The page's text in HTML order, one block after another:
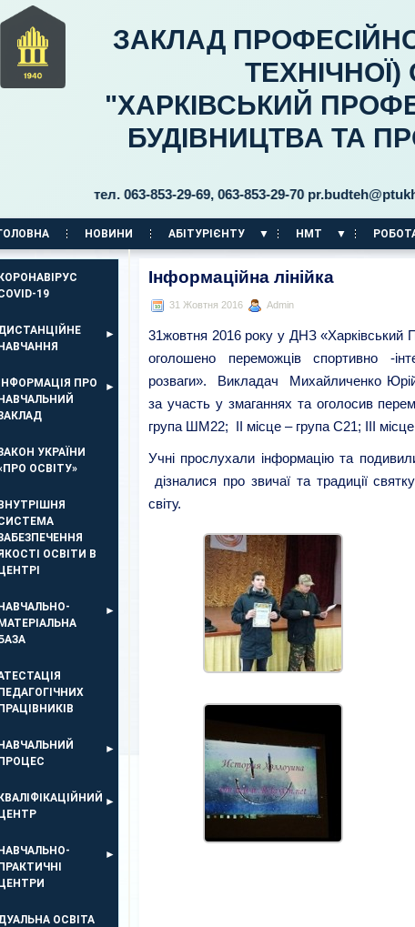
ЗАКЛАД
ТЕХНІЧНОЇ)
"ХАРКІВСЬКИЙ
БУДІВНИЦТВА ТА
30 тел. 063-853-29-69, 063-853-29-70
НОВИНИ АБІТУРІЄНТУ НМТ
КОРОНАВІРУС
19
НАВЧАННЯ
ІНФОРМАЦІЯ ПРО
НАВЧАЛЬНИЙ
УКРАЇНИ
ОСВІТУ»
ВНУТРІШНЯ
ОСВІТИ В
ЦЕНТРІ
НАВЧАЛЬНО-
МАТЕРІАЛЬНА
БАЗА
ПЕДАГОГІЧНИХ
ПРАЦІВНИКІВ
НАВЧАЛЬНИЙ
ПРОЦЕС
КВАЛІФІКАЦІЙНИЙ
ЦЕНТР
НАВЧАЛЬНО-
ПРАКТИЧНІ
ЦЕНТРИ
ОСВІТА
Інформаційна лінійка
31 Жовтня 2016 Admin
31жовтня 2016 року у ДНЗ «Харківський
оголошено переможців спортивно -
розваги». Викладач Михайличенко
за участь у змаганнях та оголосив
група ШМ22; II місце – група С21; III
Учні прослухали інформацію та
дізналися про звичаї та традиції
світу.